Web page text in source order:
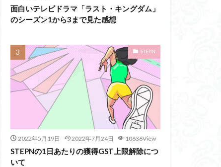
面白いテレビドラマ「ラスト・キングダム」
のシーズン1から3まで見た感想
STEPN
2022年5月19日 2022年7月24日 10636View
STEPNの1日あたりの獲得GST上限解除につ
いて